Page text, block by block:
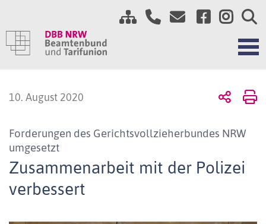
Forderungen des Gerichtsvollzieherbundes NRW
umgesetzt
Zusammenarbeit mit der Polizei
verbessert
10. August 2020